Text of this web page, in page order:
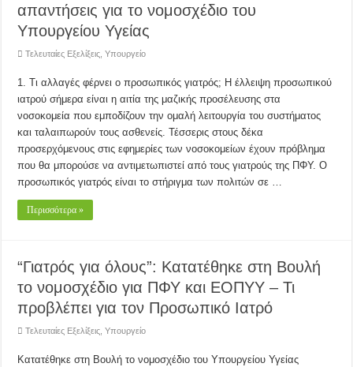
απαντήσεις για το νομοσχέδιο του
Υπουργείου Υγείας
Τελευταίες Εξελίξεις ,Υπουργείο
1. Τι αλλαγές φέρνει ο προσωπικός γιατρός; Η έλλειψη προσωπικού
ιατρού σήμερα είναι η αιτία της μαζικής προσέλευσης στα
νοσοκομεία που εμποδίζουν την ομαλή λειτουργία του συστήματος
και ταλαιπωρούν τους ασθενείς. Τέσσερις στους δέκα
προσερχόμενους στις εφημερίες των νοσοκομείων έχουν πρόβλημα
που θα μπορούσε να αντιμετωπιστεί από τους γιατρούς της ΠΦΥ. Ο
προσωπικός γιατρός είναι το στήριγμα των πολιτών σε …
Περισσότερα »
“Γιατρός για όλους”: Κατατέθηκε στη Βουλή
το νομοσχέδιο για ΠΦΥ και ΕΟΠΥΥ – Τι
προβλέπει για τον Προσωπικό Ιατρό
Τελευταίες Εξελίξεις ,Υπουργείο
Κατατέθηκε στη Βουλή το νομοσχέδιο του Υπουργείου Υγείας